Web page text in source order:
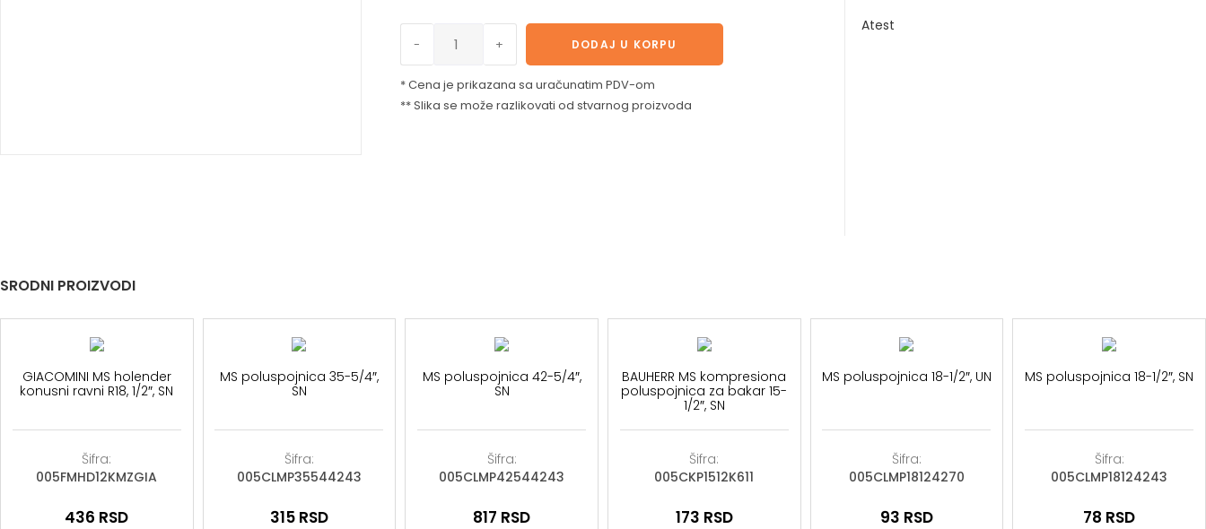
- + DODAJ U KORPU
* Cena je prikazana sa uračunatim PDV-om
** Slika se može razlikovati od stvarnog proizvoda
Atest
SRODNI PROIZVODI
GIACOMINI MS holender
konusni ravni R18, 1/2″, SN
Šifra:
005FMHD12KMZGIA
436 RSD
MS poluspojnica 35-5/4″,
SN
Šifra:
005CLMP35544243
315 RSD
MS poluspojnica 42-5/4″,
SN
Šifra:
005CLMP42544243
817 RSD
BAUHERR MS kompresiona
poluspojnica za bakar 15-
1/2″, SN
Šifra:
005CKP1512K611
173 RSD
MS poluspojnica 18-1/2″, UN
Šifra:
005CLMP18124270
93 RSD
MS poluspojnica 18-1/2″, SN
Šifra:
005CLMP18124243
78 RSD